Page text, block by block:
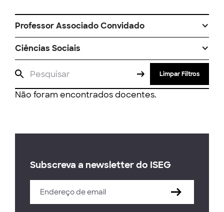
Professor Associado Convidado
Ciências Sociais
Limpar Filtros
Não foram encontrados docentes.
Subscreva a newsletter do ISEG